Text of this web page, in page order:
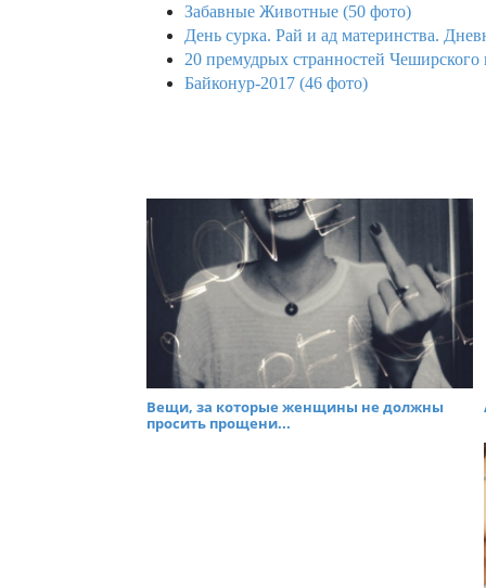
Забавные Животные (50 фото)
День сурка. Рай и ад материнства.
20 премудрых странностей Чеширского
Байконур-2017 (46 фото)
Вещи, за которые женщины не должны
просить прощени...